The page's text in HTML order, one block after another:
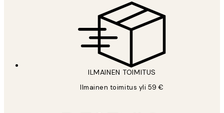
ILMAINEN TOIMITUS
Ilmainen toimitus yli 59 €